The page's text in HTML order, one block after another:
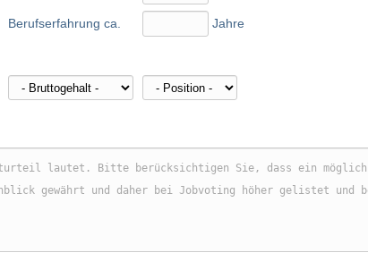
Berufserfahrung ca. Jahre